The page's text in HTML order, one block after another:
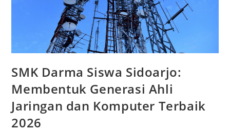
SMK Darma Siswa Sidoarjo:
Membentuk Generasi Ahli
Jaringan dan Komputer Terbaik
2026